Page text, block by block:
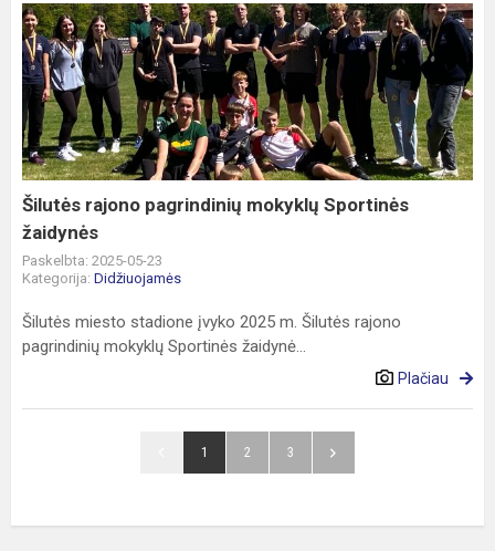
Šilutės
rajono
pagrindinių
mokyklų
Sportinės
žaidynės
Šilutės rajono pagrindinių mokyklų Sportinės
žaidynės
Paskelbta: 2025-05-23
Kategorija: Didžiuojamės
Šilutės miesto stadione įvyko 2025 m. Šilutės rajono
pagrindinių mokyklų Sportinės žaidynė...
Plačiau
1 2 3